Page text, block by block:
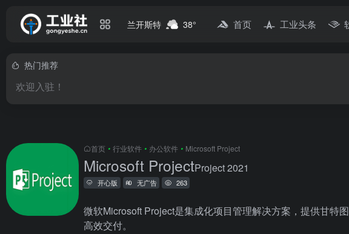
兰开斯特 38° 首页 工业头条
热门推荐
欢迎入驻！
首页 • 行业软件 • 办公软件 • Microsoft Project
Microsoft ProjectProject 2021
开心版 无广告 263
微软Microsoft Project是集成化项目管理解决方案，提供甘特
高效交付。